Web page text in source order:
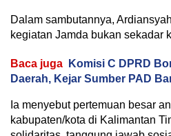
Dalam sambutannya,
kegiatan Jamda bukan sekadar
Baca juga
Komisi C DPRD
Daerah, Kejar Sumber PAD
Ia menyebut pertemuan besar
kabupaten/kota di Kalimantan